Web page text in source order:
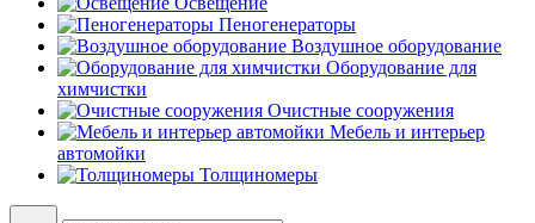
Пеногенераторы
Воздушное оборудование
Оборудование для
химчистки
Очистные сооружения
Мебель и интерьер
автомойки
Толщиномеры